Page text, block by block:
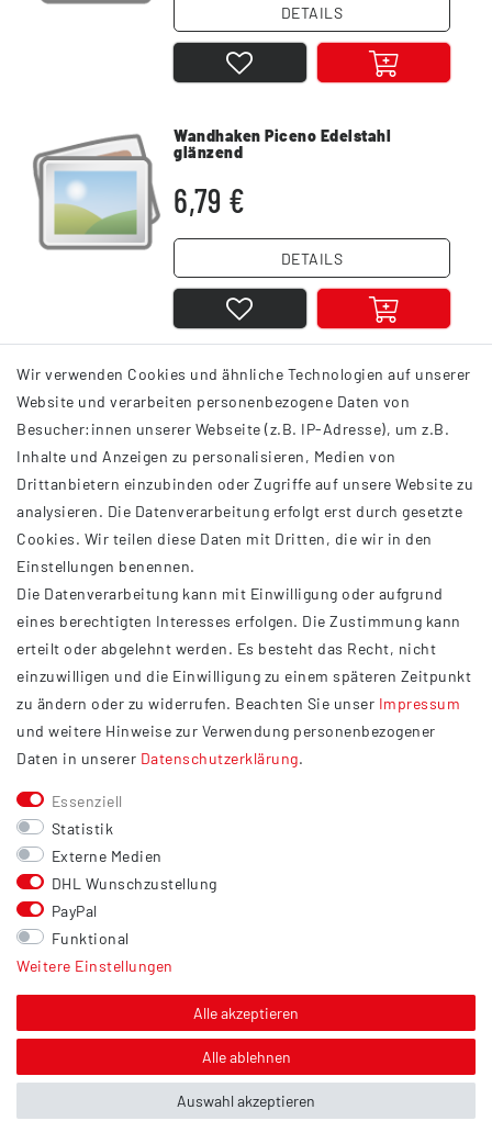
DETAILS
Wandhaken Piceno Edelstahl
glänzend
6,79 €
DETAILS
1 2 3
INFORMATIONEN
AGB
Impressum
Datenschutzerklärung
Widerrufsrecht
Barrierefreiheit
Service
Kontakt
Versand
Zahlung
Vertrag widerrufen
Sonstiges
Hinweis zur Entsorgung von Altbatterien & Altöl
Über uns
Wir verwenden Cookies und ähnliche Technologien auf unserer
Website und verarbeiten personenbezogene Daten von
Besucher:innen unserer Webseite (z.B. IP-Adresse), um z.B.
Inhalte und Anzeigen zu personalisieren, Medien von
Drittanbietern einzubinden oder Zugriffe auf unsere Website zu
analysieren. Die Datenverarbeitung erfolgt erst durch gesetzte
Cookies. Wir teilen diese Daten mit Dritten, die wir in den
Einstellungen benennen.
Die Datenverarbeitung kann mit Einwilligung oder aufgrund
eines berechtigten Interesses erfolgen. Die Zustimmung kann
erteilt oder abgelehnt werden. Es besteht das Recht, nicht
einzuwilligen und die Einwilligung zu einem späteren Zeitpunkt
zu ändern oder zu widerrufen. Beachten Sie unser Impressum
und weitere Hinweise zur Verwendung personenbezogener
Daten in unserer Daten­schutz­erklärung.
Essenziell
Statistik
Externe Medien
DHL Wunschzustellung
PayPal
Funktional
Weitere Einstellungen
Alle akzeptieren
Alle ablehnen
Auswahl akzeptieren